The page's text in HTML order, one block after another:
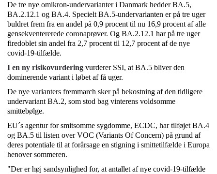
De tre nye omikron-undervarianter i Danmark hedder BA.5,
BA.2.12.1 og BA.4. Specielt BA.5-undervarianten er på tre uger
buldret frem fra en andel på 0,9 procent til nu 16,9 procent af alle
gensekventererede coronaprøver. Og BA.2.12.1 har på tre uger
firedoblet sin andel fra 2,7 procent til 12,7 procent af de nye
covid-19-tilfælde.
I en ny risikovurdering vurderer SSI, at BA.5 bliver den
dominerende variant i løbet af få uger.
De nye varianters fremmarch sker på bekostning af den tidligere
undervariant BA.2, som stod bag vinterens voldsomme
smittebølge.
EU´s agentur for smitsomme sygdomme, ECDC, har tilføjet BA.4
og BA.5 til listen over VOC (Variants Of Concern) på grund af
deres potentiale til at forårsage en stigning i smittetilfælde i Europa
henover sommeren.
"Der er høj sandsynlighed for, at antallet af nye covid-19-tilfælde